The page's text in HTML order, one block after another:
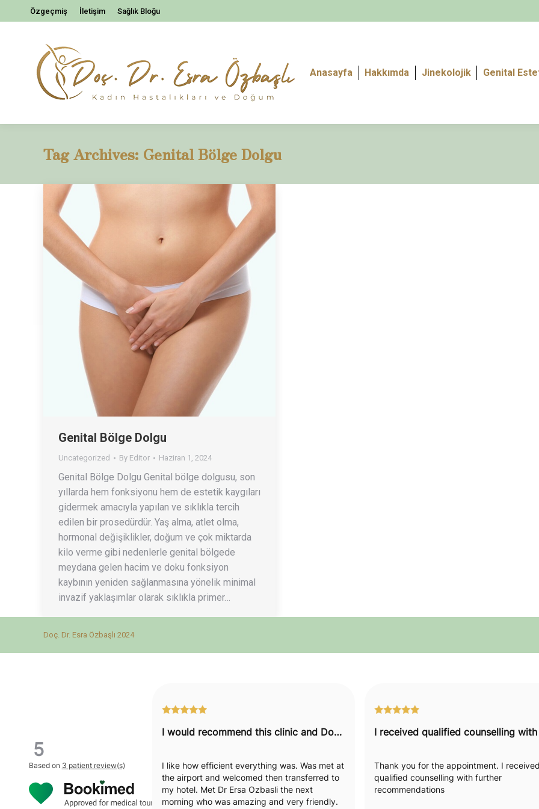
Özgeçmiş İletişim Sağlık Bloğu
Anasayfa Hakkımda Jinekolojik Genital
Tag Archives: Genital Bölge Dolgu
Genital Bölge Dolgu
Uncategorized By Editor Haziran 1, 2024
Genital Bölge Dolgu Genital bölge dolgusu, son
yıllarda hem fonksiyonu hem de estetik kaygıları
gidermek amacıyla yapılan ve sıklıkla tercih
edilen bir prosedürdür. Yaş alma, atlet olma,
hormonal değişiklikler, doğum ve çok miktarda
kilo verme gibi nedenlerle genital bölgede
meydana gelen hacim ve doku fonksiyon
kaybının yeniden sağlanmasına yönelik minimal
invazif yaklaşımlar olarak sıklıkla primer…
Doç. Dr. Esra Özbaşlı 2024
5
Based on 3 patient review(s)
I would recommend this clinic and Doctor to everyone.
I like how efficient everything was. Was met at
the airport and welcomed then transferred to
my hotel. Met Dr Ersa Ozbasli the next
morning who was amazing and very friendly.
Thank you for the appointment. I received
qualified counselling with further
recommendations